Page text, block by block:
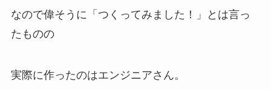
なので偉そうに「つくってみました！」とは言っ
たものの
実際に作ったのはエンジニアさん。